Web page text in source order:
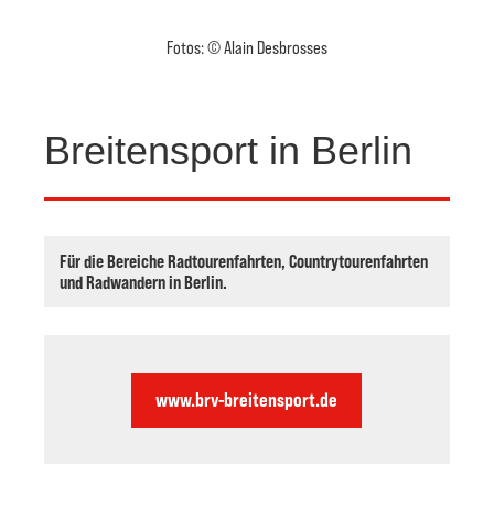
Radmarathon für
Breitensportler
Fotos: © Alain Desbrosses
Breitensport in Berlin
Für die Bereiche Radtourenfahrten, Countrytourenfahrten
und Radwandern in Berlin.
www.brv-breitensport.de